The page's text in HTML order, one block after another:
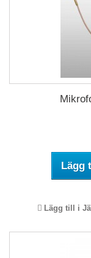
Lägg
Lägg till i